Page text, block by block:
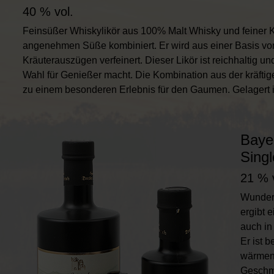
40 % vol.
Feinsüßer Whiskylikör aus 100% Malt Whisky und feiner
angenehmen Süße kombiniert. Er wird aus einer Basis
Kräuterauszügen verfeinert. Dieser Likör ist reichhaltig
Wahl für Genießer macht. Die Kombination aus der
zu einem besonderen Erlebnis für den Gaumen. Gelagert
21 %
ergibt
auch in
Er ist